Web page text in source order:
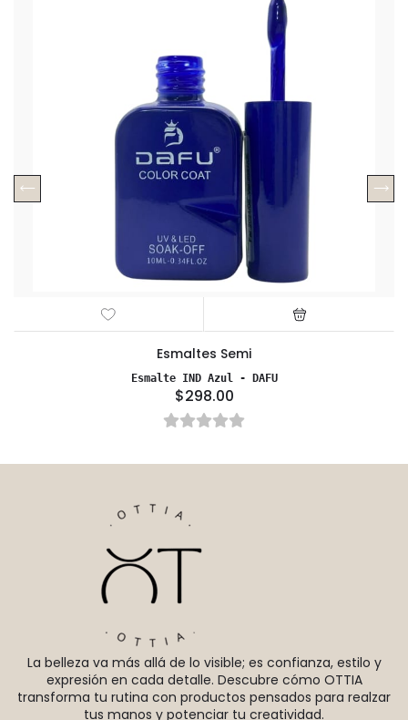
Esmaltes Semi
Esmalte IND Azul - DAFU
$298.00
La belleza va más allá de lo visible; es confianza, estilo y
expresión en cada detalle. Descubre cómo OTTIA
transforma tu rutina con productos pensados para realzar
tus manos y potenciar tu creatividad.